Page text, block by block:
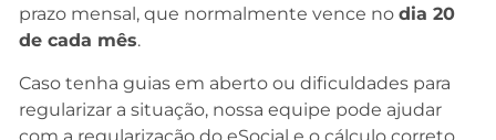
prazo mensal, que normalmente vence no dia 20
de cada mês.
Caso tenha guias em aberto ou dificuldades para
regularizar a situação, nossa equipe pode ajudar